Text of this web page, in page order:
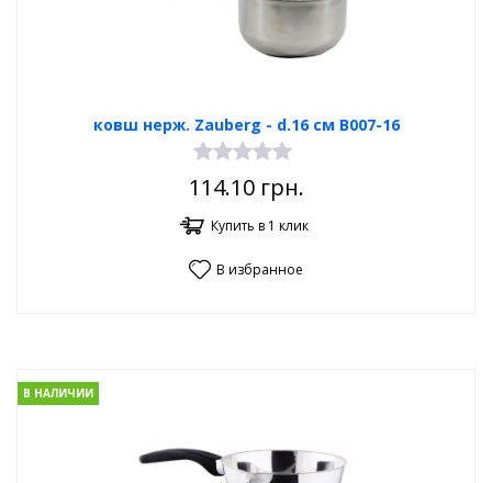
ковш нерж. Zauberg - d.16 см B007-16
114.10грн.
Купить в 1 клик
В избранное
В НАЛИЧИИ